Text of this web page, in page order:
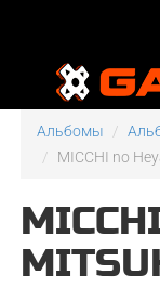
Альбомы
MICCHI no